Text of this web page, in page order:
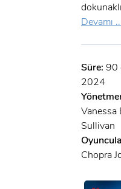
Devamı
Süre: 90
2024
Sullivan
Chopra